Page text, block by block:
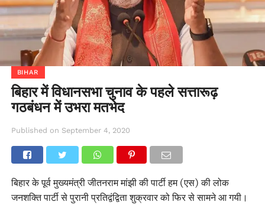
BIHAR
बिहार में विधानसभा चुनाव के पहले सत्तारूढ़
गठबंधन में उभरा मतभेद
Published on September 4, 2020
बिहार के पूर्व मुख्यमंत्री जीतनराम मांझी की पार्टी हम (एस) की लोक
जनशक्ति पार्टी से पुरानी प्रतिद्वंद्विता शुक्रवार को फिर से सामने आ गयी।